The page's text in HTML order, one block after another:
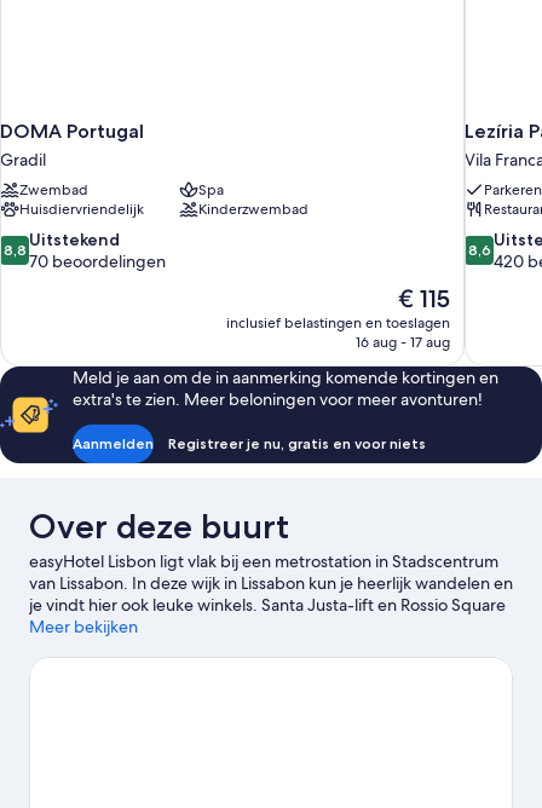
DOMA Portugal
Gradil
Zwembad
Spa
Huisdiervriendelijk
Kinderzwembad
8.8
van
beoordelingen
8,8 Uitstekend
70 beoordelingen
De
prijs
is
€ 115
inclusief belastingen en toeslagen
16 aug - 17 aug
Lezíria
Vila
8.6
van
8,6
420
Meld je aan om de in aanmerking komende kortingen en
extra's te zien. Meer beloningen voor meer avonturen!
Aanmelden Registreer je nu, gratis en voor niets
Over deze buurt
easyHotel Lisbon ligt vlak bij een metrostation in Stadscentrum
van Lissabon. In deze wijk in Lissabon kun je heerlijk wandelen en
je vindt hier ook leuke winkels. Santa Justa-lift en Rossio Square
zijn belangrijke bezienswaardigheden en Oceanarium van
bezoek aan Kathedraal van Lissabon (Se) en Kasteel van São
Meer bekijken